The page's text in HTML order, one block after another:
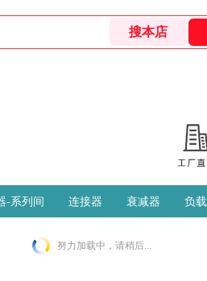
-系列间 连接器 衰减器 负载
努力加载中，请稍后...